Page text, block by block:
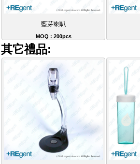
藍芽喇叭
MOQ : 200pcs
其它禮品: